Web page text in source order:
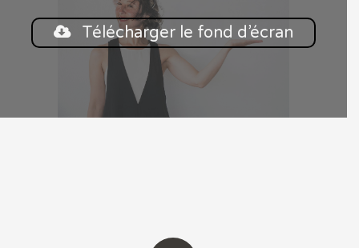
Télécharger le fond d’écran
Le saviez-vous ?
Vous pouvez demander le prix
de n’importe quelle œuvre
depuis le pied de page.